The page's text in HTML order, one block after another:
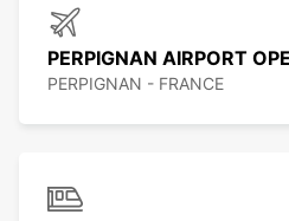
PERPIGNAN AIRPORT
PERPIGNAN - FRANCE